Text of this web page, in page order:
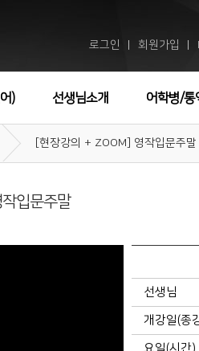
로그인 회원가입
) 선생님소개 어학병/통
[현장강의 + ZOOM] 영작입문주말
입문주말
선생님
개강일(종
요일(시간)